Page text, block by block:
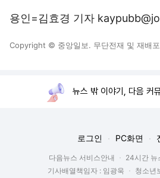
용인=김효경 기자
Copyright © 중앙일보. 무단전재 및 재배
뉴스 밖 이야기, 다음 커
로그인 PC화면
다음뉴스 서비스안내 24시간 뉴
기사배열책임자 : 임광욱
청소년